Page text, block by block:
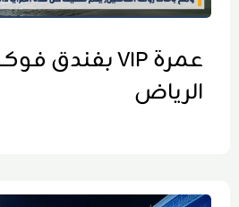
الرياض